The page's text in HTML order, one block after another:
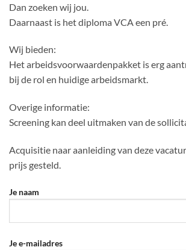
Dan zoeken wij jou.
Daarnaast is het diploma VCA een pré.
Wij bieden:
Het arbeidsvoorwaardenpakket is erg
bij de rol en huidige arbeidsmarkt.
Overige informatie:
Screening kan deel uitmaken van de
Acquisitie naar aanleiding van deze
prijs gesteld.
Je naam
Je e-mailadres